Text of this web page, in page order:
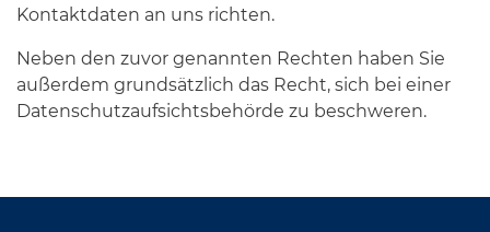
Kontaktdaten an uns richten.
Neben den zuvor genannten Rechten haben Sie
außerdem grundsätzlich das Recht, sich bei einer
Datenschutzaufsichtsbehörde zu beschweren.